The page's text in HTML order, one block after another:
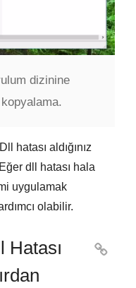
dizinine
hatası aldığınız
dll hatası hala
uygulamak
olabilir.
Hatası
